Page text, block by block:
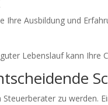
Ausbildung und
Lebenslauf kann Ihre
zu werden.